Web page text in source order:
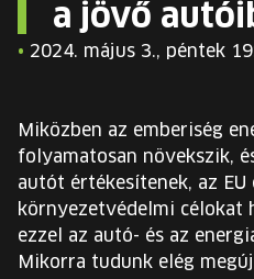
KORÁBBI ELŐADÓK
BRAIN BAR™ TRIBE
EURÓPA
ELŐADÓK
KOSÁR
a jövő
• 2024. május 3., péntek
Miközben az emberiség
folyamatosan növekszik,
autót értékesítenek, az EU
környezetvédelmi célokat
ezzel az autó- és az
Mikorra tudunk elég